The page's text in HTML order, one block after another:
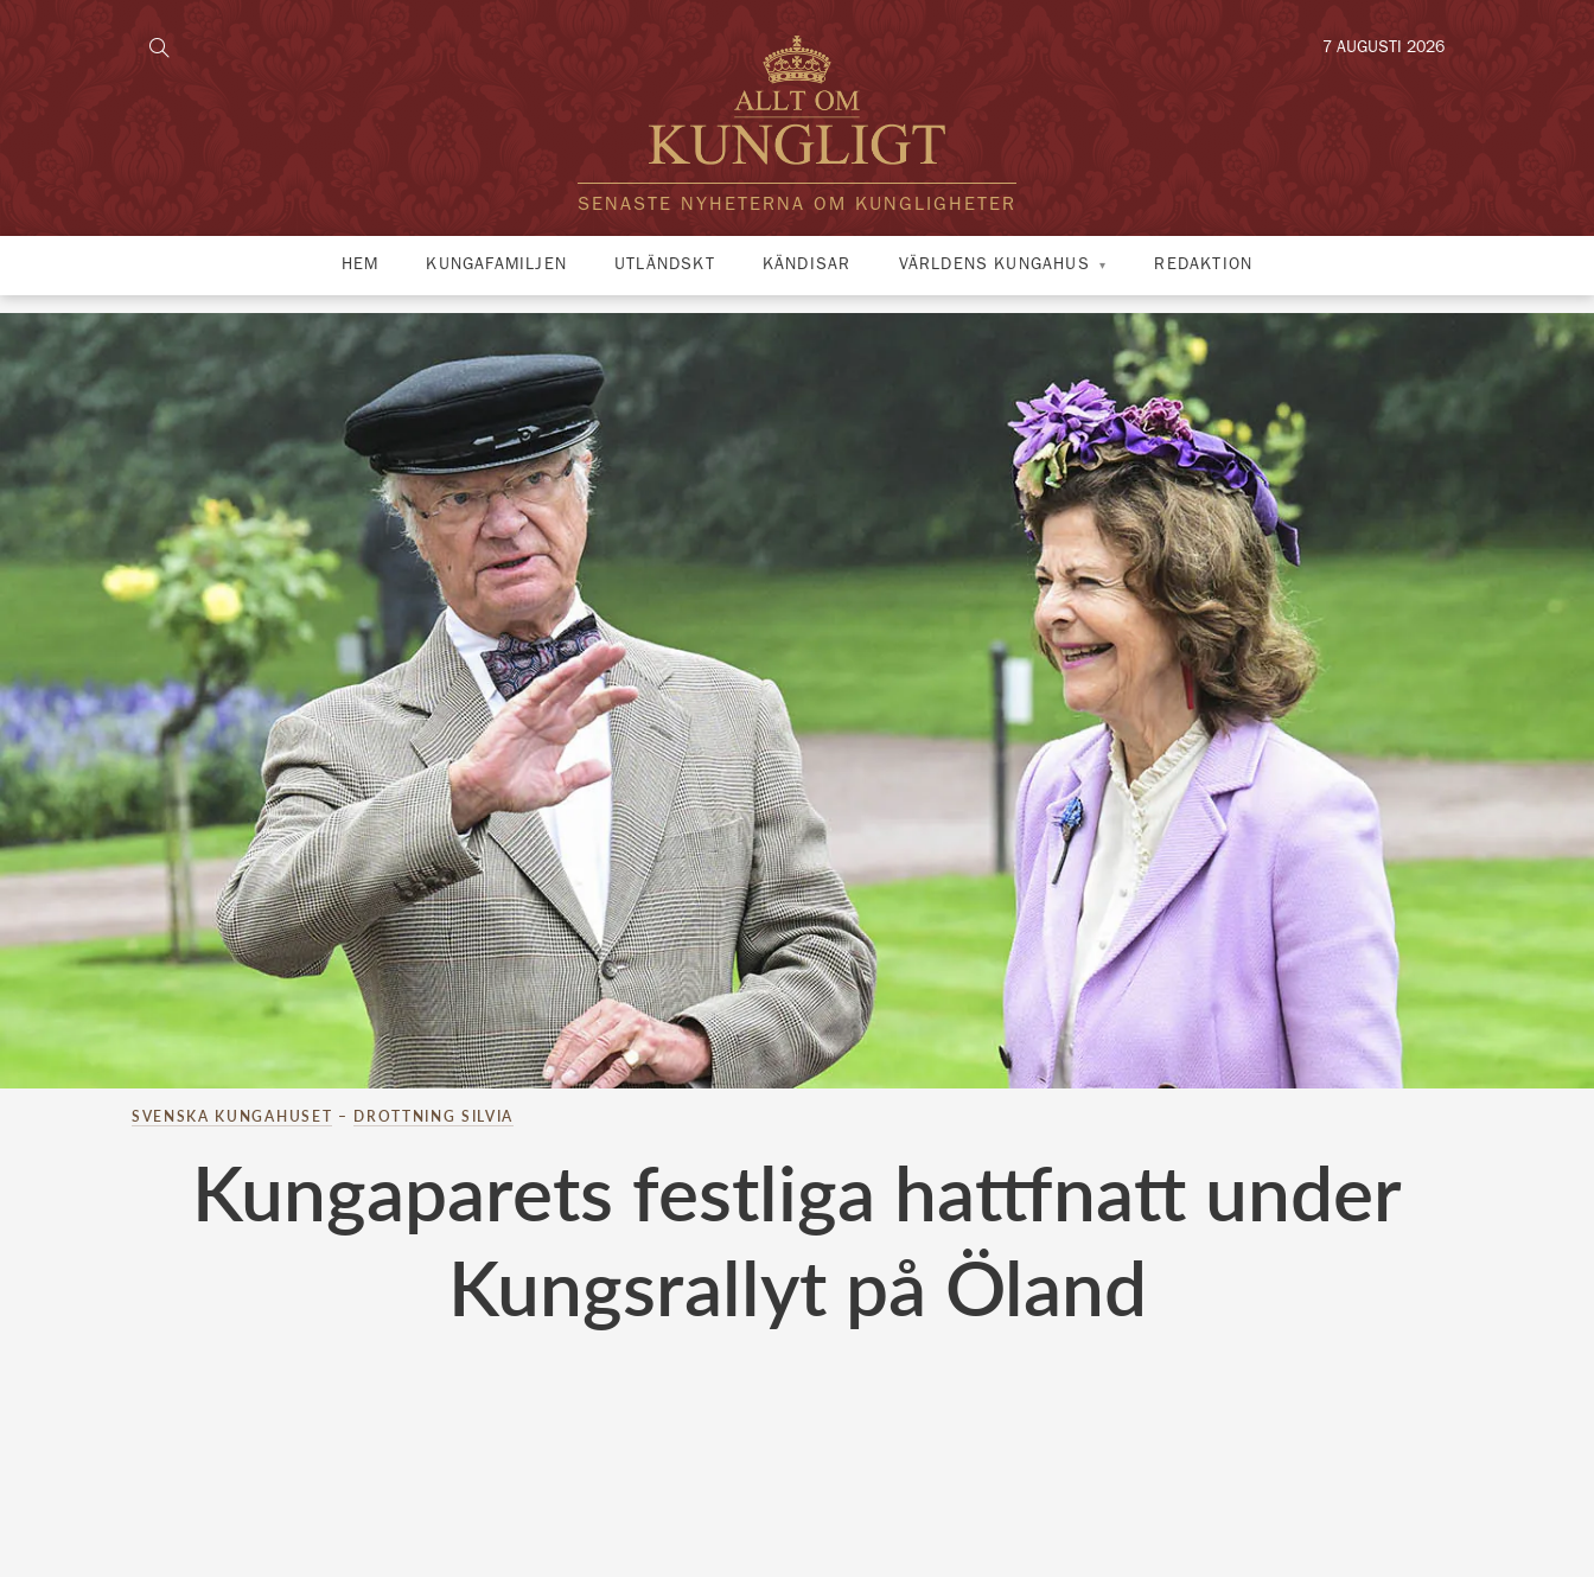
SENASTE NYHETERNA OM KUNGLIGHETER
7 AUGUSTI 2026
HEM KUNGAFAMILJEN UTLÄNDSKT KÄNDISAR VÄRLDENS KUNGAHUS REDAKTION
SVENSKA KUNGAHUSET – DROTTNING SILVIA
Kungaparets festliga hattfnatt under
Kungsrallyt på Öland